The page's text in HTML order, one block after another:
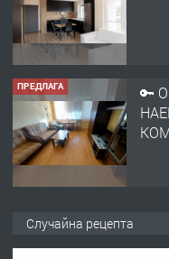
ПРЕДЛАГА
🔑
Случайна рецепта